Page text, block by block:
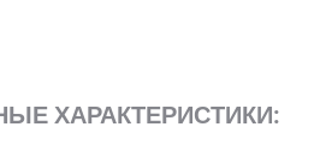
ХАРАКТЕРИСТИКИ: